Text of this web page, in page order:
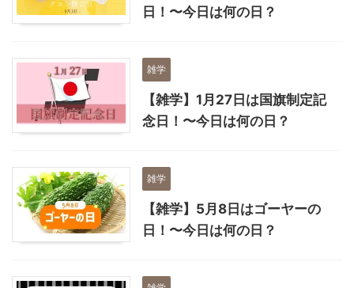
日！〜今日は何の日？
雑学
【雑学】1月27日は国旗制定記
念日！〜今日は何の日？
雑学
【雑学】5月8日はゴーヤーの
日！〜今日は何の日？